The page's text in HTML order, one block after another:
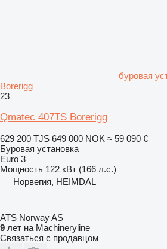
буровая
Borerigg
23
Qmatec 407TS Borerigg
629 200 TJS 649 000 NOK ≈ 59 090 €
Буровая установка
Euro 3
Мощность 122 кВт (166 л.с.)
Норвегия, HEIMDAL
ATS Norway AS
9 лет на Machineryline
Связаться с продавцом